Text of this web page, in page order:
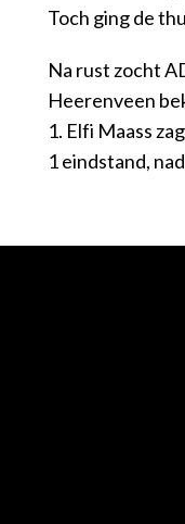
Toch ging de
Na rust zocht
Heerenveen
1. Elfi Maass
1 eindstand,